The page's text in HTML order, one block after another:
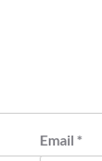
Email *